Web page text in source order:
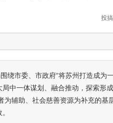
投搞
绕市委、市政府“将苏州打造成为
局中一体谋划、融合推动，探索形
为辅助、社会慈善资源为补充的基